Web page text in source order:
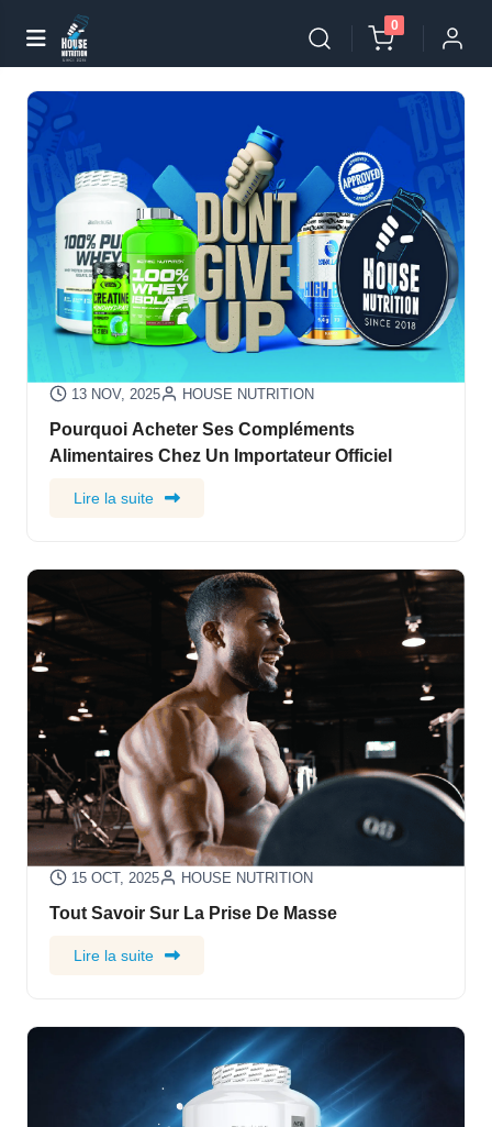
0
13 NOV, 2025 HOUSE NUTRITION
Pourquoi Acheter Ses Compléments
Alimentaires Chez Un Importateur Officiel
Lire la suite
15 OCT, 2025 HOUSE NUTRITION
Tout Savoir Sur La Prise De Masse
Lire la suite